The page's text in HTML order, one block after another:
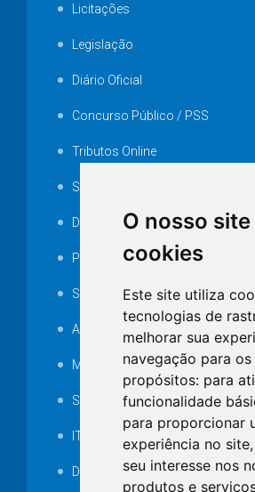
O nosso site
cookies
Este site utiliza
tecnologias de
melhorar sua
navegação para
propósitos: para
funcionalidade
para proporcionar
experiência no site,
seu interesse nos
produtos e
Licitações
Legislação
Diário Oficial
Concurso Público / PSS
Tributos Online
Serviços ISS-E
Decretos
Portarias
SAMAE
Audiência pública
MANUTENÇÃO DE ILUMINAÇÃO
Serviços Técnicos TI
ITR
Desapropriações